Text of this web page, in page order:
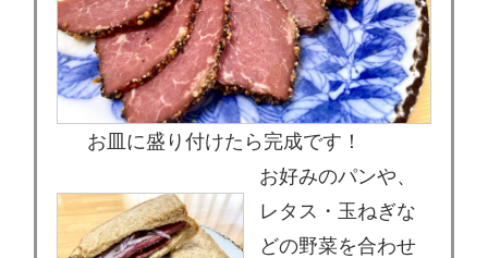
お皿に盛り付けたら完成です！
お好みのパンや、
レタス・玉ねぎな
どの野菜を合わせ